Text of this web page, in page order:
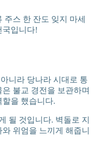
주스 한 잔도 잊지 마세
국입니다!
니라 당나라 시대로 통
불교 경전을 보관하며
을 했습니다.
될 것입니다. 벽돌로 지
위엄을 느끼게 해줍니